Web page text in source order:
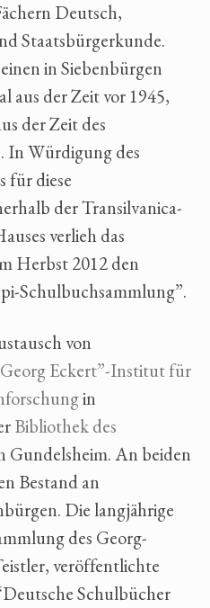
Deutsch,
Staatsbürgerkunde.
in Siebenbürgen
aus der Zeit vor 1945,
der Zeit des
In Würdigung des
für diese
der Transilvanica-
verlieh das
Herbst 2012 den
Schulbuchsammlung”.
von
Eckert”-Institut für
in
Bibliothek des
Gundelsheim. An beiden
Bestand an
Die langjährige
des Georg-
veröffentlichte
Schulbücher